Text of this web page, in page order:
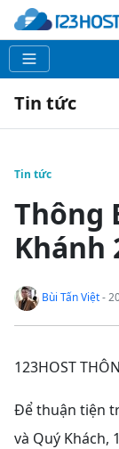
Tin tức
Tin tức
Thông
Khánh
Bùi Tấn Việt-
123HOST
Để thuận tiện
và Quý Khách,